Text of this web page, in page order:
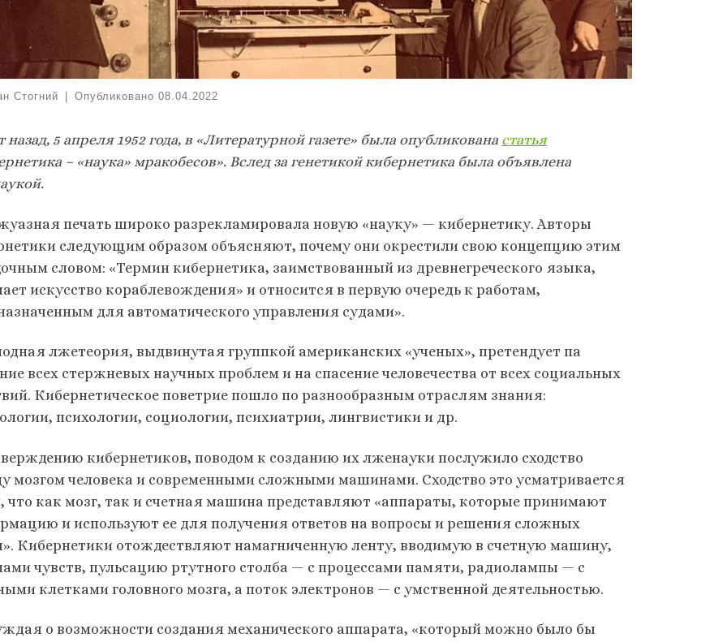
Стогний Опубликовано 08.04.2022
назад, 5 апреля 1952 года, в «Литературной газете» была опубликована статья
– «наука» мракобесов». Вслед за генетикой кибернетика была объявлена
печать широко разрекламировала новую «науку» — кибернетику. Авторы
следующим образом объясняют, почему они окрестили свою концепцию этим
словом: «Термин кибернетика, заимствованный из древнегреческого языка,
искусство кораблевождения» и относится в первую очередь к работам,
для автоматического управления судами».
лжетеория, выдвинутая группкой американских «ученых», претендует па
всех стержневых научных проблем и на спасение человечества от всех социальных
Кибернетическое поветрие пошло по разнообразным отраслям знания:
психологии, социологии, психиатрии, лингвистики и др.
кибернетиков, поводом к созданию их лженауки послужило сходство
мозгом человека и современными сложными машинами. Сходство это усматривается
что как мозг, так и счетная машина представляют «аппараты, которые принимают
и используют ее для получения ответов на вопросы и решения сложных
Кибернетики отождествляют намагниченную ленту, вводимую в счетную машину,
чувств, пульсацию ртутного столба — с процессами памяти, радиолампы — с
клетками головного мозга, а поток электронов — с умственной деятельностью.
о возможности создания механического аппарата, «который можно было бы